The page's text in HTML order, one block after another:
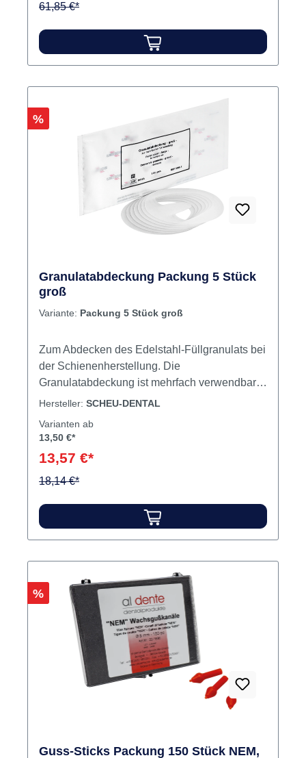
Einwegbecher
61,85 €*
Rabatt
%
Granulatabdeckung Packung 5 Stück
groß
Variante: Packung 5 Stück groß
Zum Abdecken des Edelstahl-Füllgranulats bei
der Schienenherstellung. Die
Granulatabdeckung ist mehrfach verwendbar
und verhindert das Anheften des Granulats an
Hersteller: SCHEU-DENTAL
Varianten ab
13,50 €*
13,57 €*
18,14 €*
Rabatt
%
Guss-Sticks Packung 150 Stück NEM,